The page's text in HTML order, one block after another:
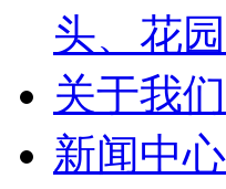
头、花
关于我们
新闻中心